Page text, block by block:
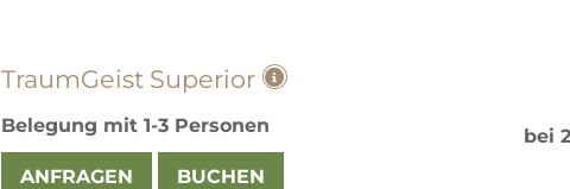
TraumGeist Superior
Belegung mit 1-3 Personen
ANFRAGEN BUCHEN
bei